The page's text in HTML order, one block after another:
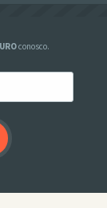
conosco.